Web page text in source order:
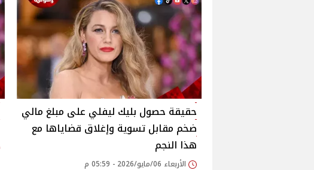
حقيقة حصول بليك ليفلي على مبلغ مالي
ضخم مقابل تسوية وإغلاق قضاياها مع
هذا النجم
الأربعاء 06/مايو/2026 - 05:59 م